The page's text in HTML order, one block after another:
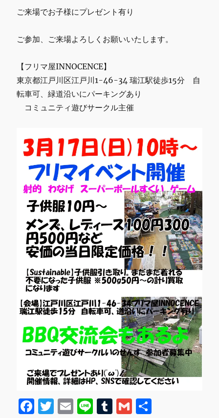
ご来場でお子様にプレゼント有り
ご参加、ご来場よろしくお願いいたします。
【フリマ屋INNOCENCE】
東京都江戸川区江戸川1-46-34 瑞江駅徒歩15分 自
転車可、緑道沿いにパーキングあり
コミュニティ遊びサークル主催
F
T
E
Li T
G